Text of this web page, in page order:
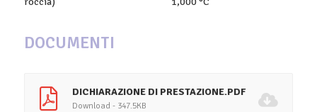
DOCUMENTI
DICHIARAZIONE DI PRESTAZIONE.PDF
Download - 347.5KB